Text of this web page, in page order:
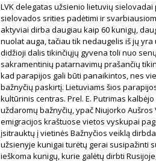
LVK delegatas užsienio lietuvių
sielovados srities padėtimi ir
aktyviai dirba daugiau kaip 60 kunigų,
nuolat auga, tačiau tik nedaugelis iš jų
didžioji dalis tikinčiųjų gyvena toli nuo
sakramentinių patarnavimų prašančių
kad parapijos gali būti panaikintos, nes
bažnyčių paskirtį. Lietuviams šios
kultūrinis centras. Prel. E. Putrimas
uždaromų bažnyčių, ypač Niujorko
emigracijos kraštuose vietos vyskupai
įsitrauktų į vietinės Bažnyčios veiklą
užsienyje kunigai turėtų gerai susipažinti
ieškoma kunigų, kurie galėtų dirbti